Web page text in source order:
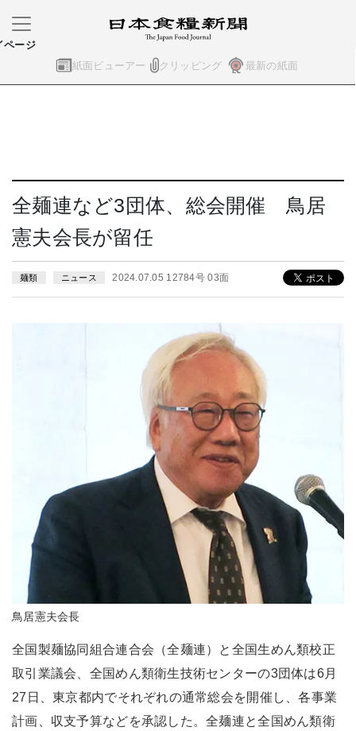
紙面ビューアー クリッピング 最新の紙面
ページ
全麺連など3団体、総会開催 鳥居
憲夫会長が留任
麺類 ニュース 2024.07.05 12784号 03面
鳥居憲夫会長
全国製麺協同組合連合会（全麺連）と全国生めん類校正
取引業議会、全国めん類衛生技術センターの3団体は6月
27日、東京都内でそれぞれの通常総会を開催し、各事業
計画、収支予算などを承認した。全麺連と全国めん類衛